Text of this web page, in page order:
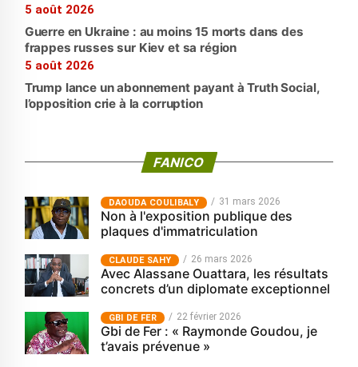
5 août 2026
Guerre en Ukraine : au moins 15 morts dans des
frappes russes sur Kiev et sa région
5 août 2026
Trump lance un abonnement payant à Truth Social,
l’opposition crie à la corruption
FANICO
‎DAOUDA COULIBALY 31 mars 2026
Non à l'exposition publique des
plaques d'immatriculation
CLAUDE SAHY 26 mars 2026
Avec Alassane Ouattara, les résultats
concrets d’un diplomate exceptionnel
GBI DE FER 22 février 2026
Gbi de Fer : « Raymonde Goudou, je
t’avais prévenue »